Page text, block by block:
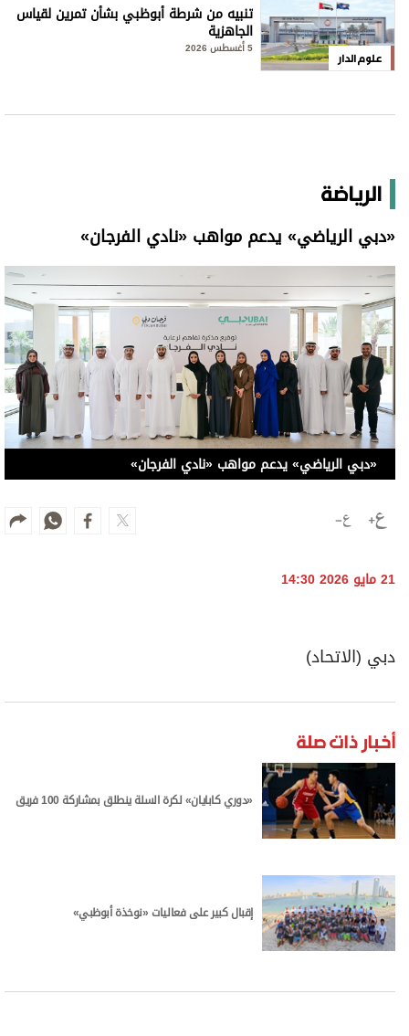
علوم الدار
تنبيه من شرطة أبوظبي بشأن تمرين لقياس
الجاهزية
5 أغسطس 2026
الرياضة
«دبي الرياضي» يدعم مواهب «نادي الفرجان»
«دبي الرياضي» يدعم مواهب «نادي الفرجان»
21 مايو 2026 14:30
دبي (الاتحاد)
أخبار ذات صلة
«دوري كابايان» لكرة السلة ينطلق بمشاركة 100 فريق
إقبال كبير على فعاليات «نوخذة أبوظبي»